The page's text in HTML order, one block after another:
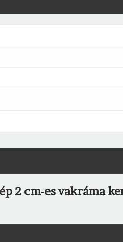
2 cm-es vakráma